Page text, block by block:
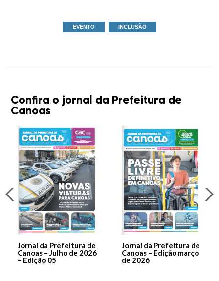
EVENTO INCLUSÃO
Confira o jornal da Prefeitura de
Canoas
Jornal da Prefeitura de
Canoas – Julho de 2026
– Edição 05
Jornal da Prefeitura de
Canoas – Edição março
de 2026